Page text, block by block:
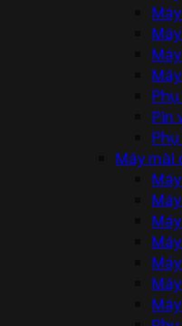
Pin
Máy mài